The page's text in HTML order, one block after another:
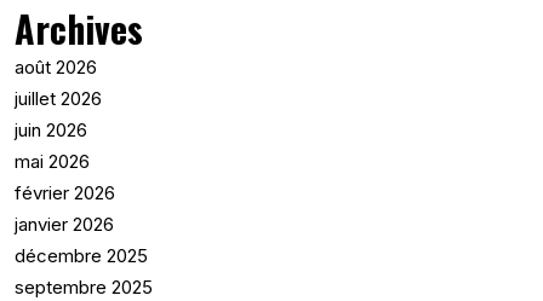
Archives
août 2026
juillet 2026
juin 2026
mai 2026
février 2026
janvier 2026
décembre 2025
septembre 2025